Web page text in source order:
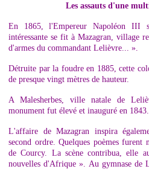
Les assauts d'une
En 1865, l'Empereur Napoléon
intéressante se fit à Mazagran, village
d'armes du commandant Lelièvre... ».
Détruite par la foudre en 1885, cette
de presque vingt mètres de hauteur.
A Malesherbes, ville natale de
monument fut élevé et inauguré en 1843.
L'affaire de Mazagran inspira
second ordre. Quelques poèmes furent
de Courcy. La scène contribua, elle
nouvelles d'Afrique ». Au gymnase de